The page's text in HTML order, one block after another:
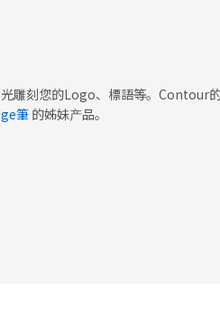
刻您的Logo、標語等。Contour
筆的姊妹产品。